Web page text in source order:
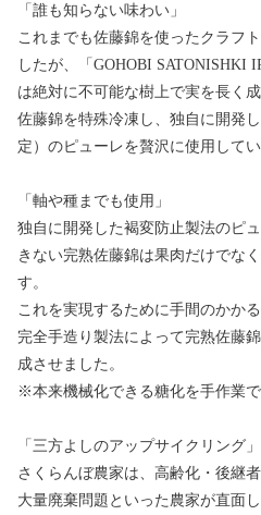
「誰も知らない味わい」
これまでも佐藤錦を使ったクラフ
したが、「GOHOBI SATONISHKI
は絶対に不可能な樹上で実を長く
佐藤錦を特殊冷凍し、独自に開発
定）のピューレを贅沢に使用してい
「軸や種までも使用」
独自に開発した褐変防止製法のピ
きない完熟佐藤錦は果肉だけでな
す。
これを実現するために手間のかか
完全手造り製法によって完熟佐藤
成させました。
※本来機械化できる糖化を手作業で
「三方よしのアップサイクリング」
さくらんぼ農家は、高齢化・後継
大量廃棄問題といった農家が直面